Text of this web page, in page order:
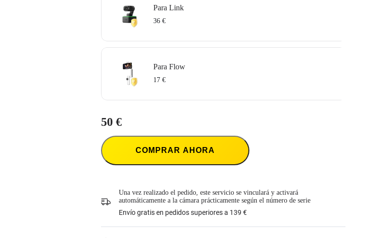
Servicio
El servicio está disponible si ya has adquirido una cámara Insta360 y el producto no está activado
o ha estado activado durante no más de quince (15) días. El Acuerdo de Servicio se enviará a tu
dirección de correo electrónico válida. Por favor, presta atención a tu correo electrónico.
Para Link
36 €
Este servicio se aplica a Insta360 Link. Para más información, haz clic en
El servicio está disponible si has comprado Insta360 Link y la fecha de compra
18 días
La cobertura es sólo para la cámara seleccionada. Los productos no lanzados oficialmente por
Para Flow
17 €
dirección de correo electrónico válida. Por favor, presta atención a tu correo electrónico.
La cubierta es sólo para el producto seleccionado. Los productos no lanzados oficialmente por
Insta360 y las colaboraciones no están cubiertos.
50 €
COMPRAR AHORA
Una vez realizado el pedido, este servicio se vinculará y activará
automáticamente a la cámara prácticamente según el número de serie
Envío gratis en pedidos superiores a 139 €